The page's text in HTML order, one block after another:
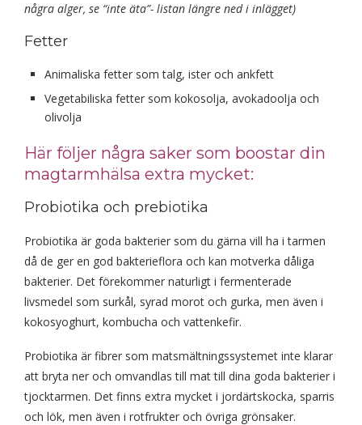
några alger, se “inte äta”- listan längre ned i inlägget)
Fetter
Animaliska fetter som talg, ister och ankfett
Vegetabiliska fetter som kokosolja, avokadoolja och
olivolja
Här följer några saker som boostar din
magtarmhälsa extra mycket:
Probiotika och prebiotika
Probiotika är goda bakterier som du gärna vill ha i tarmen
då de ger en god bakterieflora och kan motverka dåliga
bakterier. Det förekommer naturligt i fermenterade
livsmedel som surkål, syrad morot och gurka, men även i
kokosyoghurt, kombucha och vattenkefir.
Probiotika är fibrer som matsmältningssystemet inte klarar
att bryta ner och omvandlas till mat till dina goda bakterier i
tjocktarmen. Det finns extra mycket i jordärtskocka, sparris
och lök, men även i rotfrukter och övriga grönsaker.